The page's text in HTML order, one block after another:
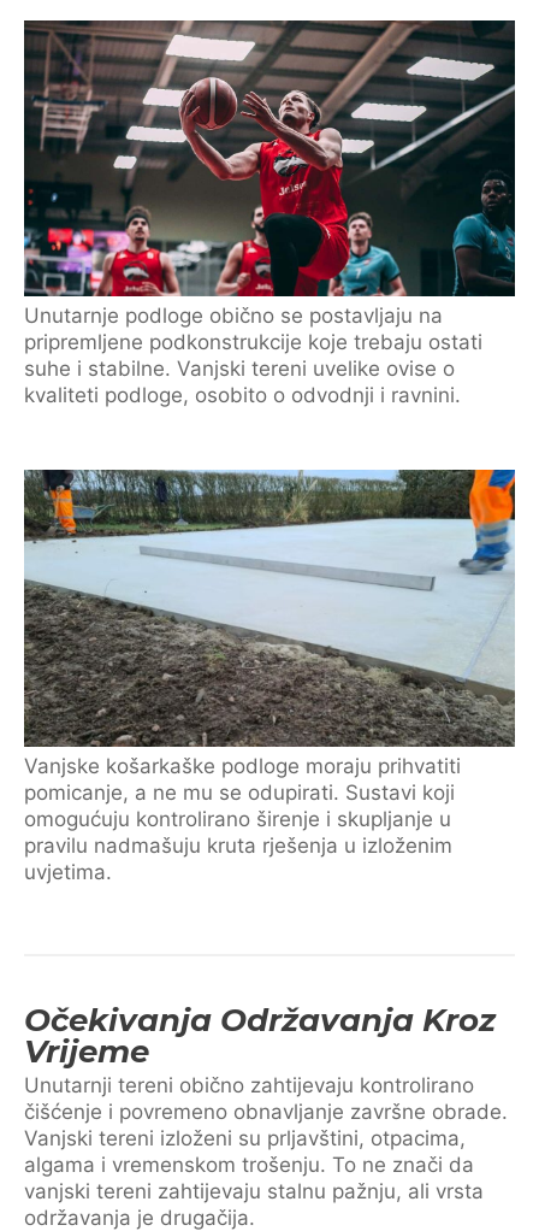
Unutarnje podloge obično se postavljaju na
pripremljene podkonstrukcije koje trebaju ostati
suhe i stabilne. Vanjski tereni uvelike ovise o
kvaliteti podloge, osobito o odvodnji i ravnini.
Vanjske košarkaške podloge moraju prihvatiti
pomicanje, a ne mu se odupirati. Sustavi koji
omogućuju kontrolirano širenje i skupljanje u
pravilu nadmašuju kruta rješenja u izloženim
uvjetima.
Očekivanja Održavanja Kroz
Vrijeme
Unutarnji tereni obično zahtijevaju kontrolirano
čišćenje i povremeno obnavljanje završne obrade.
Vanjski tereni izloženi su prljavštini, otpacima,
algama i vremenskom trošenju. To ne znači da
vanjski tereni zahtijevaju stalnu pažnju, ali vrsta
održavanja je drugačija.